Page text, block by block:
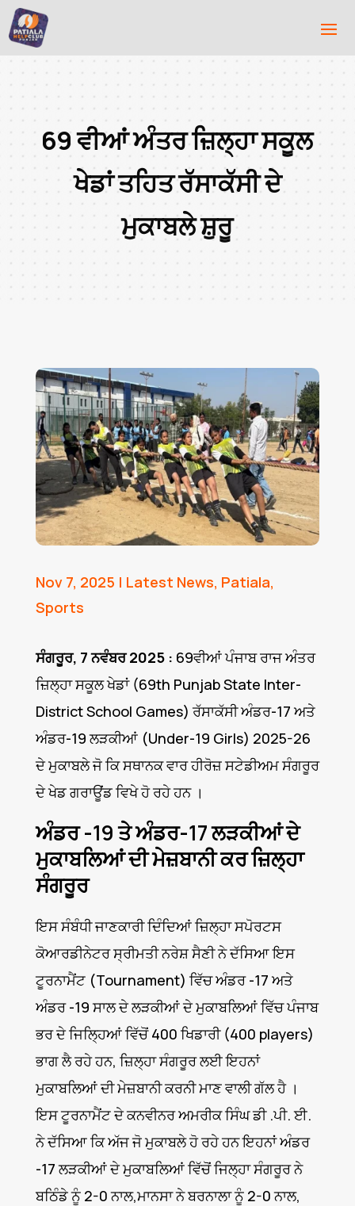
69 ਵੀਆਂ ਅੰਤਰ ਜ਼ਿਲ੍ਹਾ ਸਕੂਲ
ਖੇਡਾਂ ਤਹਿਤ ਰੱਸਾਕੱਸੀ ਦੇ
ਮੁਕਾਬਲੇ ਸ਼ੁਰੂ
Nov 7, 2025 | Latest News, Patiala,
Sports
ਸੰਗਰੂਰ, 7 ਨਵੰਬਰ 2025 : 69ਵੀਆਂ ਪੰਜਾਬ ਰਾਜ ਅੰਤਰ
ਜ਼ਿਲ੍ਹਾ ਸਕੂਲ ਖੇਡਾਂ (69th Punjab State Inter-
District School Games) ਰੱਸਾਕੱਸੀ ਅੰਡਰ-17 ਅਤੇ
ਅੰਡਰ-19 ਲੜਕੀਆਂ (Under-19 Girls) 2025-26
ਦੇ ਮੁਕਾਬਲੇ ਜੋ ਕਿ ਸਥਾਨਕ ਵਾਰ ਹੀਰੋਜ਼ ਸਟੇਡੀਅਮ ਸੰਗਰੂਰ
ਦੇ ਖੇਡ ਗਰਾਊਂਡ ਵਿਖੇ ਹੋ ਰਹੇ ਹਨ ।
ਅੰਡਰ -19 ਤੇ ਅੰਡਰ-17 ਲੜਕੀਆਂ ਦੇ
ਮੁਕਾਬਲਿਆਂ ਦੀ ਮੇਜ਼ਬਾਨੀ ਕਰ ਜ਼ਿਲ੍ਹਾ
ਸੰਗਰੂਰ
ਇਸ ਸੰਬੰਧੀ ਜਾਣਕਾਰੀ ਦਿੰਦਿਆਂ ਜ਼ਿਲ੍ਹਾ ਸਪੋਰਟਸ
ਕੋਆਰਡੀਨੇਟਰ ਸ੍ਰੀਮਤੀ ਨਰੇਸ਼ ਸੈਣੀ ਨੇ ਦੱਸਿਆ ਇਸ
ਟੂਰਨਾਮੈਂਟ (Tournament) ਵਿੱਚ ਅੰਡਰ -17 ਅਤੇ
ਅੰਡਰ -19 ਸਾਲ ਦੇ ਲੜਕੀਆਂ ਦੇ ਮੁਕਾਬਲਿਆਂ ਵਿੱਚ ਪੰਜਾਬ
ਭਰ ਦੇ ਜਿਲ੍ਹਿਆਂ ਵਿੱਚੋਂ 400 ਖਿਡਾਰੀ (400 players)
ਭਾਗ ਲੈ ਰਹੇ ਹਨ, ਜ਼ਿਲ੍ਹਾ ਸੰਗਰੂਰ ਲਈ ਇਹਨਾਂ
ਮੁਕਾਬਲਿਆਂ ਦੀ ਮੇਜ਼ਬਾਨੀ ਕਰਨੀ ਮਾਣ ਵਾਲੀ ਗੱਲ ਹੈ ।
ਇਸ ਟੂਰਨਾਮੈਂਟ ਦੇ ਕਨਵੀਨਰ ਅਮਰੀਕ ਸਿੰਘ ਡੀ .ਪੀ. ਈ.
ਨੇ ਦੱਸਿਆ ਕਿ ਅੱਜ ਜੋ ਮੁਕਾਬਲੇ ਹੋ ਰਹੇ ਹਨ ਇਹਨਾਂ ਅੰਡਰ
-17 ਲੜਕੀਆਂ ਦੇ ਮੁਕਾਬਲਿਆਂ ਵਿੱਚੋਂ ਜਿਲ੍ਹਾ ਸੰਗਰੂਰ ਨੇ
ਬਠਿੰਡੇ ਨੂੰ 2-0 ਨਾਲ,ਮਾਨਸਾ ਨੇ ਬਰਨਾਲਾ ਨੂੰ 2-0 ਨਾਲ,